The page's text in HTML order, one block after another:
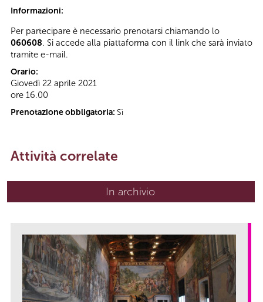
Informazioni:
Per partecipare è necessario prenotarsi chiamando lo
060608. Si accede alla piattaforma con il link che sarà inviato
tramite e-mail.
Orario:
Giovedì 22 aprile 2021
ore 16.00
Prenotazione obbligatoria: Sì
Attività correlate
In archivio